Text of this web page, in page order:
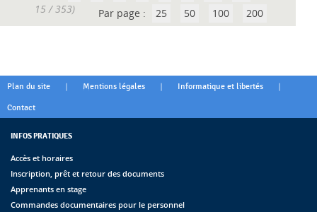
15 / 353)
Par page : 25 50 100 200
Plan du site | Mentions légales | Informatique et libertés |
Contact
INFOS PRATIQUES
Accès et horaires
Inscription, prêt et retour des documents
Apprenants en stage
Commandes documentaires pour le personnel